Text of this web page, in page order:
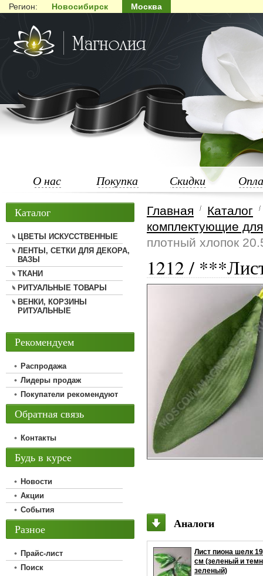
Регион: Новосибирск Москва
О нас Покупка Скидки
Главная
Каталог
комплектующие
плотный хлопок
1212 /
Аналоги
Лист пиона шелк 19
см (зеленый и
зеленый)
Каталог
ЦВЕТЫ ИСКУССТВЕННЫЕ
ЛЕНТЫ, СЕТКИ ДЛЯ ДЕКОРА,
ВАЗЫ
ТКАНИ
РИТУАЛЬНЫЕ ТОВАРЫ
ВЕНКИ, КОРЗИНЫ
РИТУАЛЬНЫЕ
Рекомендуем
Распродажа
Лидеры продаж
Покупатели рекомендуют
Обратная связь
Контакты
Будь в курсе
Новости
Акции
События
Разное
Прайс-лист
Поиск